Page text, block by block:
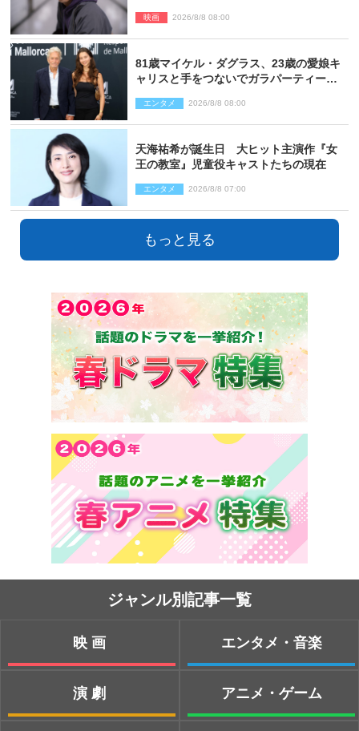
映画 2026/8/8 08:00
81歳マイケル・ダグラス、23歳の愛娘キ
ャリスと手をつないでガラパーティーに
エンタメ 2026/8/8 08:00
天海祐希が誕生日 大ヒット主演作『女
王の教室』児童役キャストたちの現在
エンタメ 2026/8/8 07:00
もっと見る
ジャンル別記事一覧
映画
演劇
エンタメ・音楽
アニメ・ゲーム